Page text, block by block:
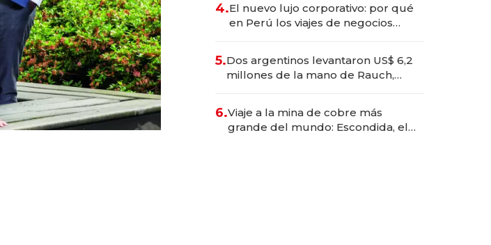
4.El nuevo lujo corporativo: por qué
en Perú los viajes de negocios
transformadoras
5.Dos argentinos levantaron US$ 6,2
millones de la mano de Rauch,
6.Viaje a la mina de cobre más
grande del mundo: Escondida, el